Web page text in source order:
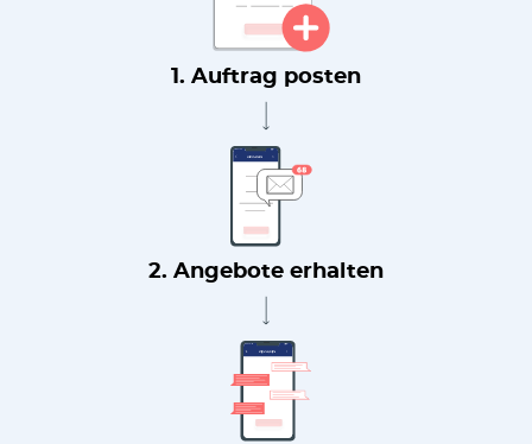
1. Auftrag posten
2. Angebote erhalten